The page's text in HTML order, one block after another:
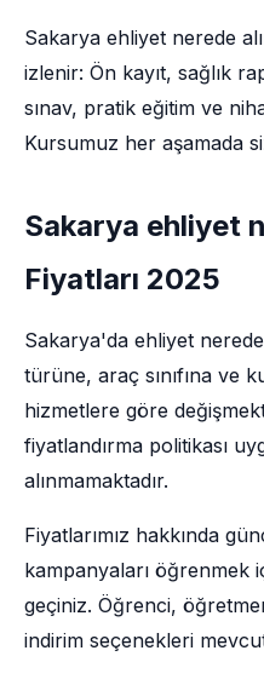
Sakarya ehliyet nerede
izlenir: Ön kayıt, sağlık
sınav, pratik eğitim ve
Kursumuz her aşamada
Sakarya ehliyet
Fiyatları 2025
Sakarya'da ehliyet nerede
türüne, araç sınıfına ve
hizmetlere göre
fiyatlandırma politikası
alınmamaktadır.
Fiyatlarımız hakkında
kampanyaları öğrenmek
geçiniz. Öğrenci,
indirim seçenekleri